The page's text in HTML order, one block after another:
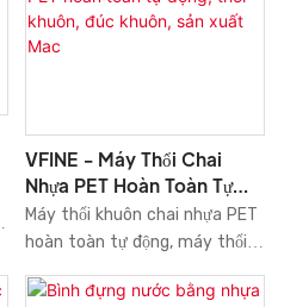
ngoài độc đáo và bắt mắt của
nó khiến nó nổi bật hơn hẳn so
để sản xuất sản phẩm. Sản
phẩm đã được chứng minh là
VFINE - Máy Thổi Chai
Nhựa PET Hoàn Toàn Tự
Động, Thổi Khuôn, Đúc
Khuôn, Sản Xuất Mac
Máy thổi khuôn chai nhựa PET
hoàn toàn tự động, máy thổi
mẫu để bán với giá tốt nhất